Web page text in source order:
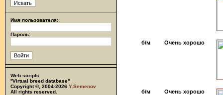
Имя пользователя:
Пароль:
Web scripts
''Virtual breed database''
Copyright ©, 2004-2026 Y.Semenov
All rights reserved.
б/м Очень хорошо
б/м Очень хорошо